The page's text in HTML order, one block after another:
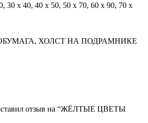
30 х 40, 40 х 50, 50 х 70, 60 х 90, 70 х
ХОЛСТ НА ПОДРАМНИКЕ
оставил отзыв на “ЖЁЛТЫЕ ЦВЕТЫ